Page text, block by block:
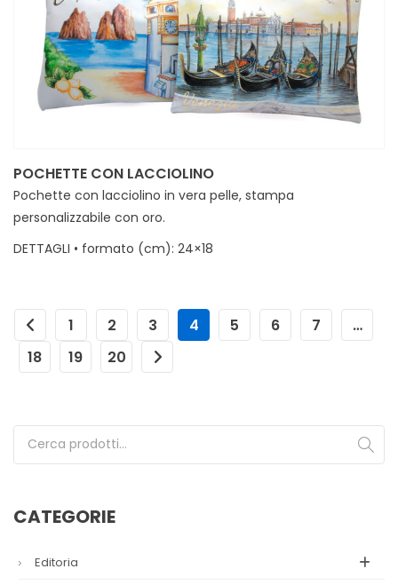
POCHETTE CON LACCIOLINO
Pochette con lacciolino in vera pelle, stampa
personalizzabile con oro.
DETTAGLI • formato (cm): 24×18
1 2 3 4 5 6 7
…
18
19 20
Cerca:
CATEGORIE
Editoria